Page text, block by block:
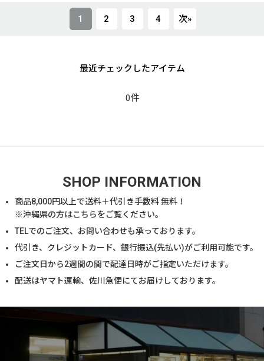
1 2 3 4 次»
最近チェックしたアイテム
0件
SHOP INFORMATION
商品8,000円以上で送料＋代引き手数料 無料！
※沖縄県の方はこちらをご覧ください。
TELでのご注文、お問い合わせも承っております。
代引き、クレジットカード、銀行振込(先払い)がご利用可能です。
ご注文日から2週間の間で配達日時がご指定いただけます。
配送はヤマト運輸、佐川急便にてお届けしております。